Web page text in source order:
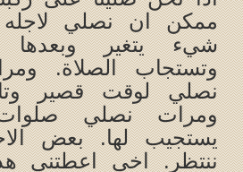
ممكن ان نصلي
شيء يتغير وبعدها
وتستجاب الصلاة.
نصلي لوقت قصير
ومرات نصلي
يستجيب لها. بعض
ننتظر. اخي اعطتني